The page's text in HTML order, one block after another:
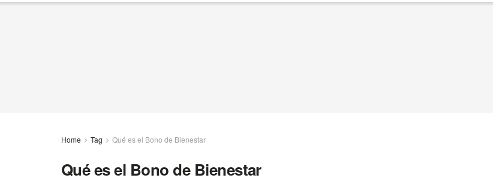
Home Tag Qué es el Bono de Bienestar
Qué es el Bono de Bienestar